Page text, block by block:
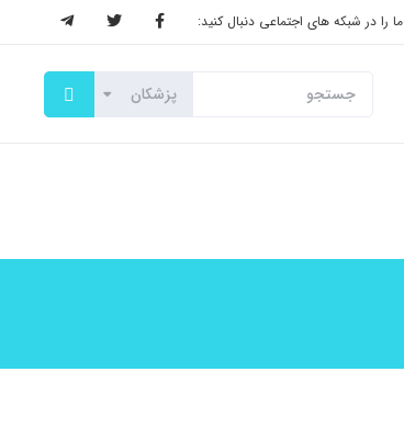
ما را در شبکه های اجتماعی دنبال کنید: